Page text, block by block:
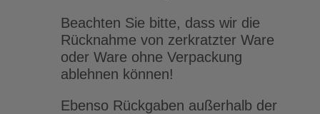
Beachten Sie bitte, dass wir die
Rücknahme von zerkratzter Ware
oder Ware ohne Verpackung
ablehnen können!
Ebenso Rückgaben außerhalb der